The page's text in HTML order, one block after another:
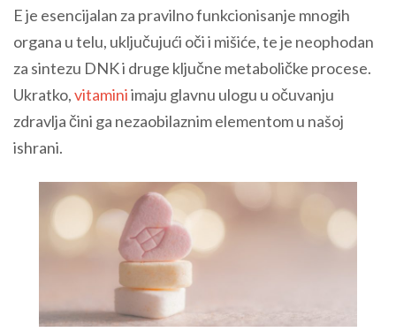
E je esencijalan za pravilno funkcionisanje mnogih
organa u telu, uključujući oči i mišiće, te je neophodan
za sintezu DNK i druge ključne metaboličke procese.
Ukratko,vitaminiimaju glavnu ulogu u očuvanju
zdravlja čini ga nezaobilaznim elementom u našoj
ishrani.